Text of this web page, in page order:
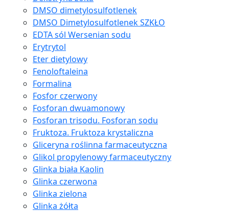
DMSO dimetylosulfotlenek
DMSO Dimetylosulfotlenek SZKŁO
EDTA sól Wersenian sodu
Erytrytol
Eter dietylowy
Fenoloftaleina
Formalina
Fosfor czerwony
Fosforan dwuamonowy
Fosforan trisodu. Fosforan sodu
Fruktoza. Fruktoza krystaliczna
Gliceryna roślinna farmaceutyczna
Glikol propylenowy farmaceutyczny
Glinka biała Kaolin
Glinka czerwona
Glinka zielona
Glinka żółta